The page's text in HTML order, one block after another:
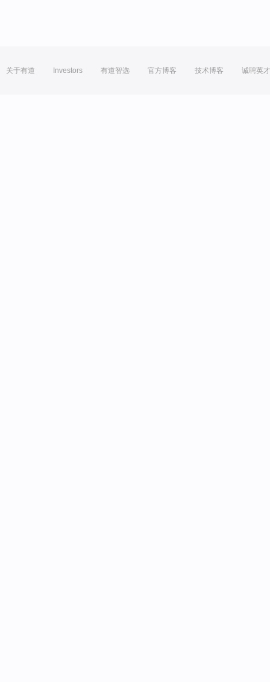
关于有道 Investors 有道智选 官方博客 技术博客 诚聘英才